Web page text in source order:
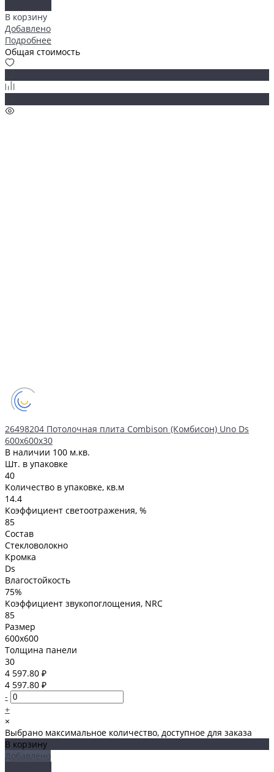
В корзину
Добавлено
Подробнее
Общая стоимость
26498204 Потолочная плита Combison (Комбисон) Uno Ds
600x600x30
В наличии 100 м.кв.
Шт. в упаковке
40
Количество в упаковке, кв.м
14.4
Коэффициент светоотражения, %
85
Состав
Стекловолокно
Кромка
Ds
Влагостойкость
75%
Коэффициент звукопоглощения, NRC
85
Размер
600x600
Толщина панели
30
4 597.80 ₽
4 597.80 ₽
-
+
×
Выбрано максимальное количество, доступное для заказа
В корзину
Добавлено